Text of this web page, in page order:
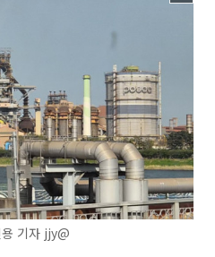
기자 jjy@